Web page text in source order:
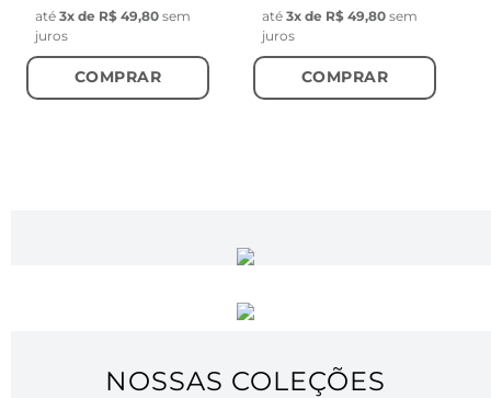
até 3x de R$ 49,80 sem
juros
COMPRAR
até 3x de R$ 49,80 sem
juros
COMPRAR
NOSSAS COLEÇÕES